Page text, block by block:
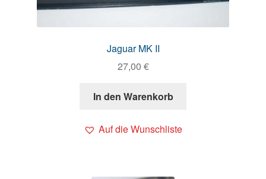
Jaguar MK II
27,00 €
In den Warenkorb
Auf die Wunschliste